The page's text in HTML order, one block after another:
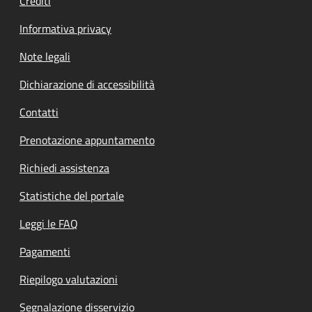
Informativa privacy
Note legali
Dichiarazione di accessibilità
Contatti
Prenotazione appuntamento
Richiedi assistenza
Statistiche del portale
Leggi le FAQ
Pagamenti
Riepilogo valutazioni
Segnalazione disservizio